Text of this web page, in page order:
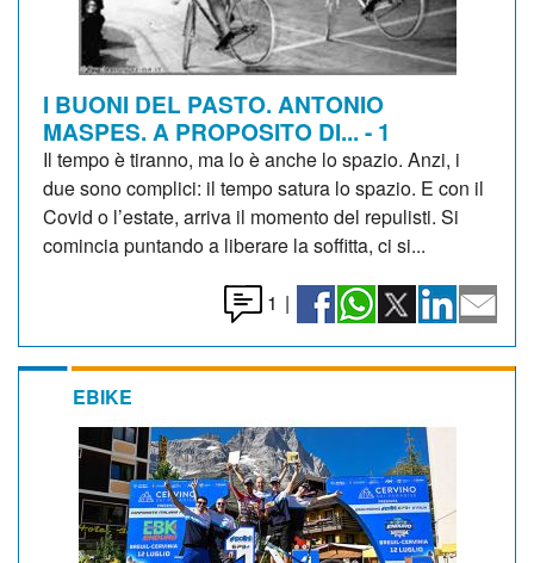
I BUONI DEL PASTO. ANTONIO
MASPES. A PROPOSITO DI... - 1
Il tempo è tiranno, ma lo è anche lo spazio. Anzi, i
due sono complici: il tempo satura lo spazio. E con il
Covid o l’estate, arriva il momento del repulisti. Si
comincia puntando a liberare la soffitta, ci si...
1 |
EBIKE